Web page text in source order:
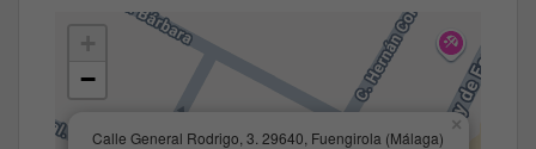
Calle General Rodrigo, 3. 29640, Fuengirola (Málaga)
×
−